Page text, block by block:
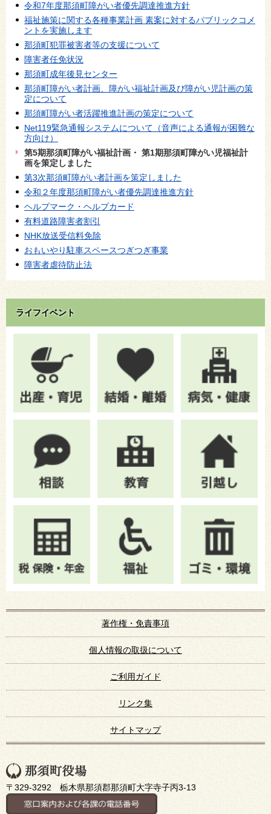
令和7年度那須町障がい者優先調達推進方針
福祉施策に関する各種事業計画 素案に対するパブリックコメ
ントを実施します
那須町犯罪被害者等の支援について
障害者任免状況
那須町成年後見センター
那須町障がい者計画、障がい福祉計画及び障がい児計画の策
定について
那須町障がい者活躍推進計画の策定について
Net119緊急通報システムについて（音声による通報が困難な
方向け）
第5期那須町障がい福祉計画・ 第1期那須町障がい児福祉計
画を策定しました
第3次那須町障がい者計画を策定しました
令和２年度那須町障がい者優先調達推進方針
ヘルプマーク・ヘルプカード
有料道路障害者割引
NHK放送受信料免除
おもいやり駐車スペースつぎつぎ事業
障害者虐待防止法
ライフイベント
著作権・免責事項
個人情報の取扱について
ご利用ガイド
リンク集
サイトマップ
〒329-3292 栃木県那須郡那須町大字寺子丙3-13